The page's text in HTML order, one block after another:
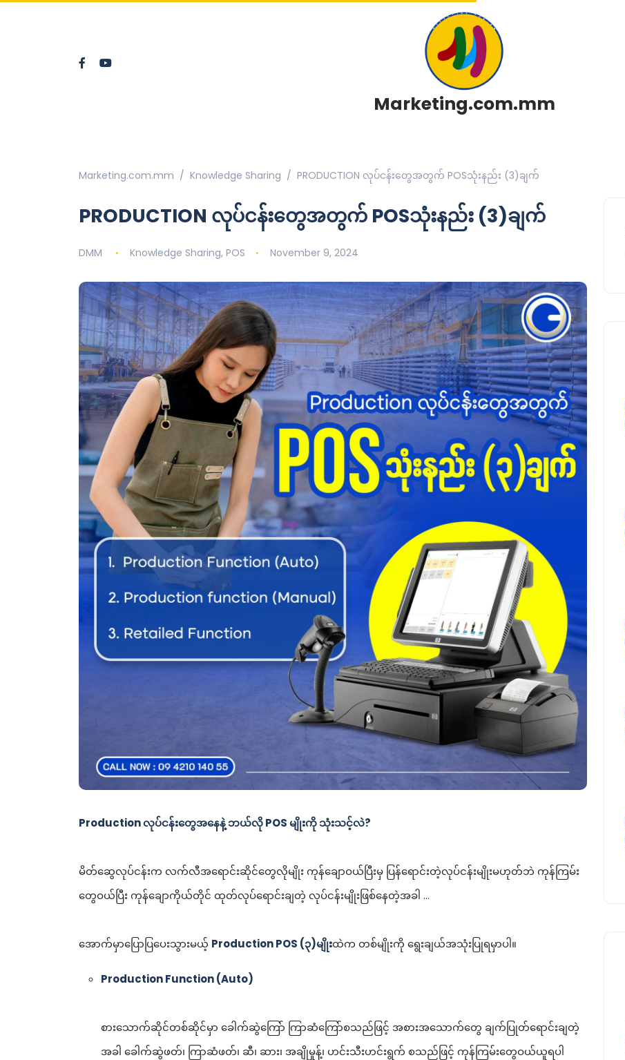
Marketing.com.mm
Marketing.com.mm Knowledge Sharing PRODUCTION လုပ်ငန်းတွေအတွက် POSသုံးနည်း (3)ချက်
PRODUCTION လုပ်ငန်းတွေအတွက် POSသုံးနည်း (3)ချက်
DMM Knowledge Sharing, POS November 9, 2024
Production လုပ်ငန်းတွေအနေနဲ့ ဘယ်လို POS မျိုးကို သုံးသင့်လဲ?
မိတ်ဆွေလုပ်ငန်းက လက်လီအရောင်းဆိုင်တွေလိုမျိုး ကုန်ချောဝယ်ပြီးမှ ပြန်ရောင်းတဲ့လုပ်ငန်းမျိုးမဟုတ်ဘဲ ကုန်ကြမ်း
တွေဝယ်ပြီး ကုန်ချောကိုယ်တိုင် ထုတ်လုပ်ရောင်းချတဲ့ လုပ်ငန်းမျိုးဖြစ်နေတဲ့အခါ …
အောက်မှာပြောပြပေးသွားမယ့် Production POS (၃)မျိုးထဲက တစ်မျိုးကို ရွေးချယ်အသုံးပြုရမှာပါ။
Production Function (Auto)
စားသောက်ဆိုင်တစ်ဆိုင်မှာ ခေါက်ဆွဲကြော် ကြာဆံကြော်စသည်ဖြင့် အစားအသောက်တွေ ချက်ပြုတ်ရောင်းချတဲ့
အခါ ခေါက်ဆွဲဖတ်၊ ကြာဆံဖတ်၊ ဆီ၊ ဆား၊ အချိုမှုန့်၊ ဟင်းသီးဟင်းရွက် စသည်ဖြင့် ကုန်ကြမ်းတွေဝယ်ယူရပါ